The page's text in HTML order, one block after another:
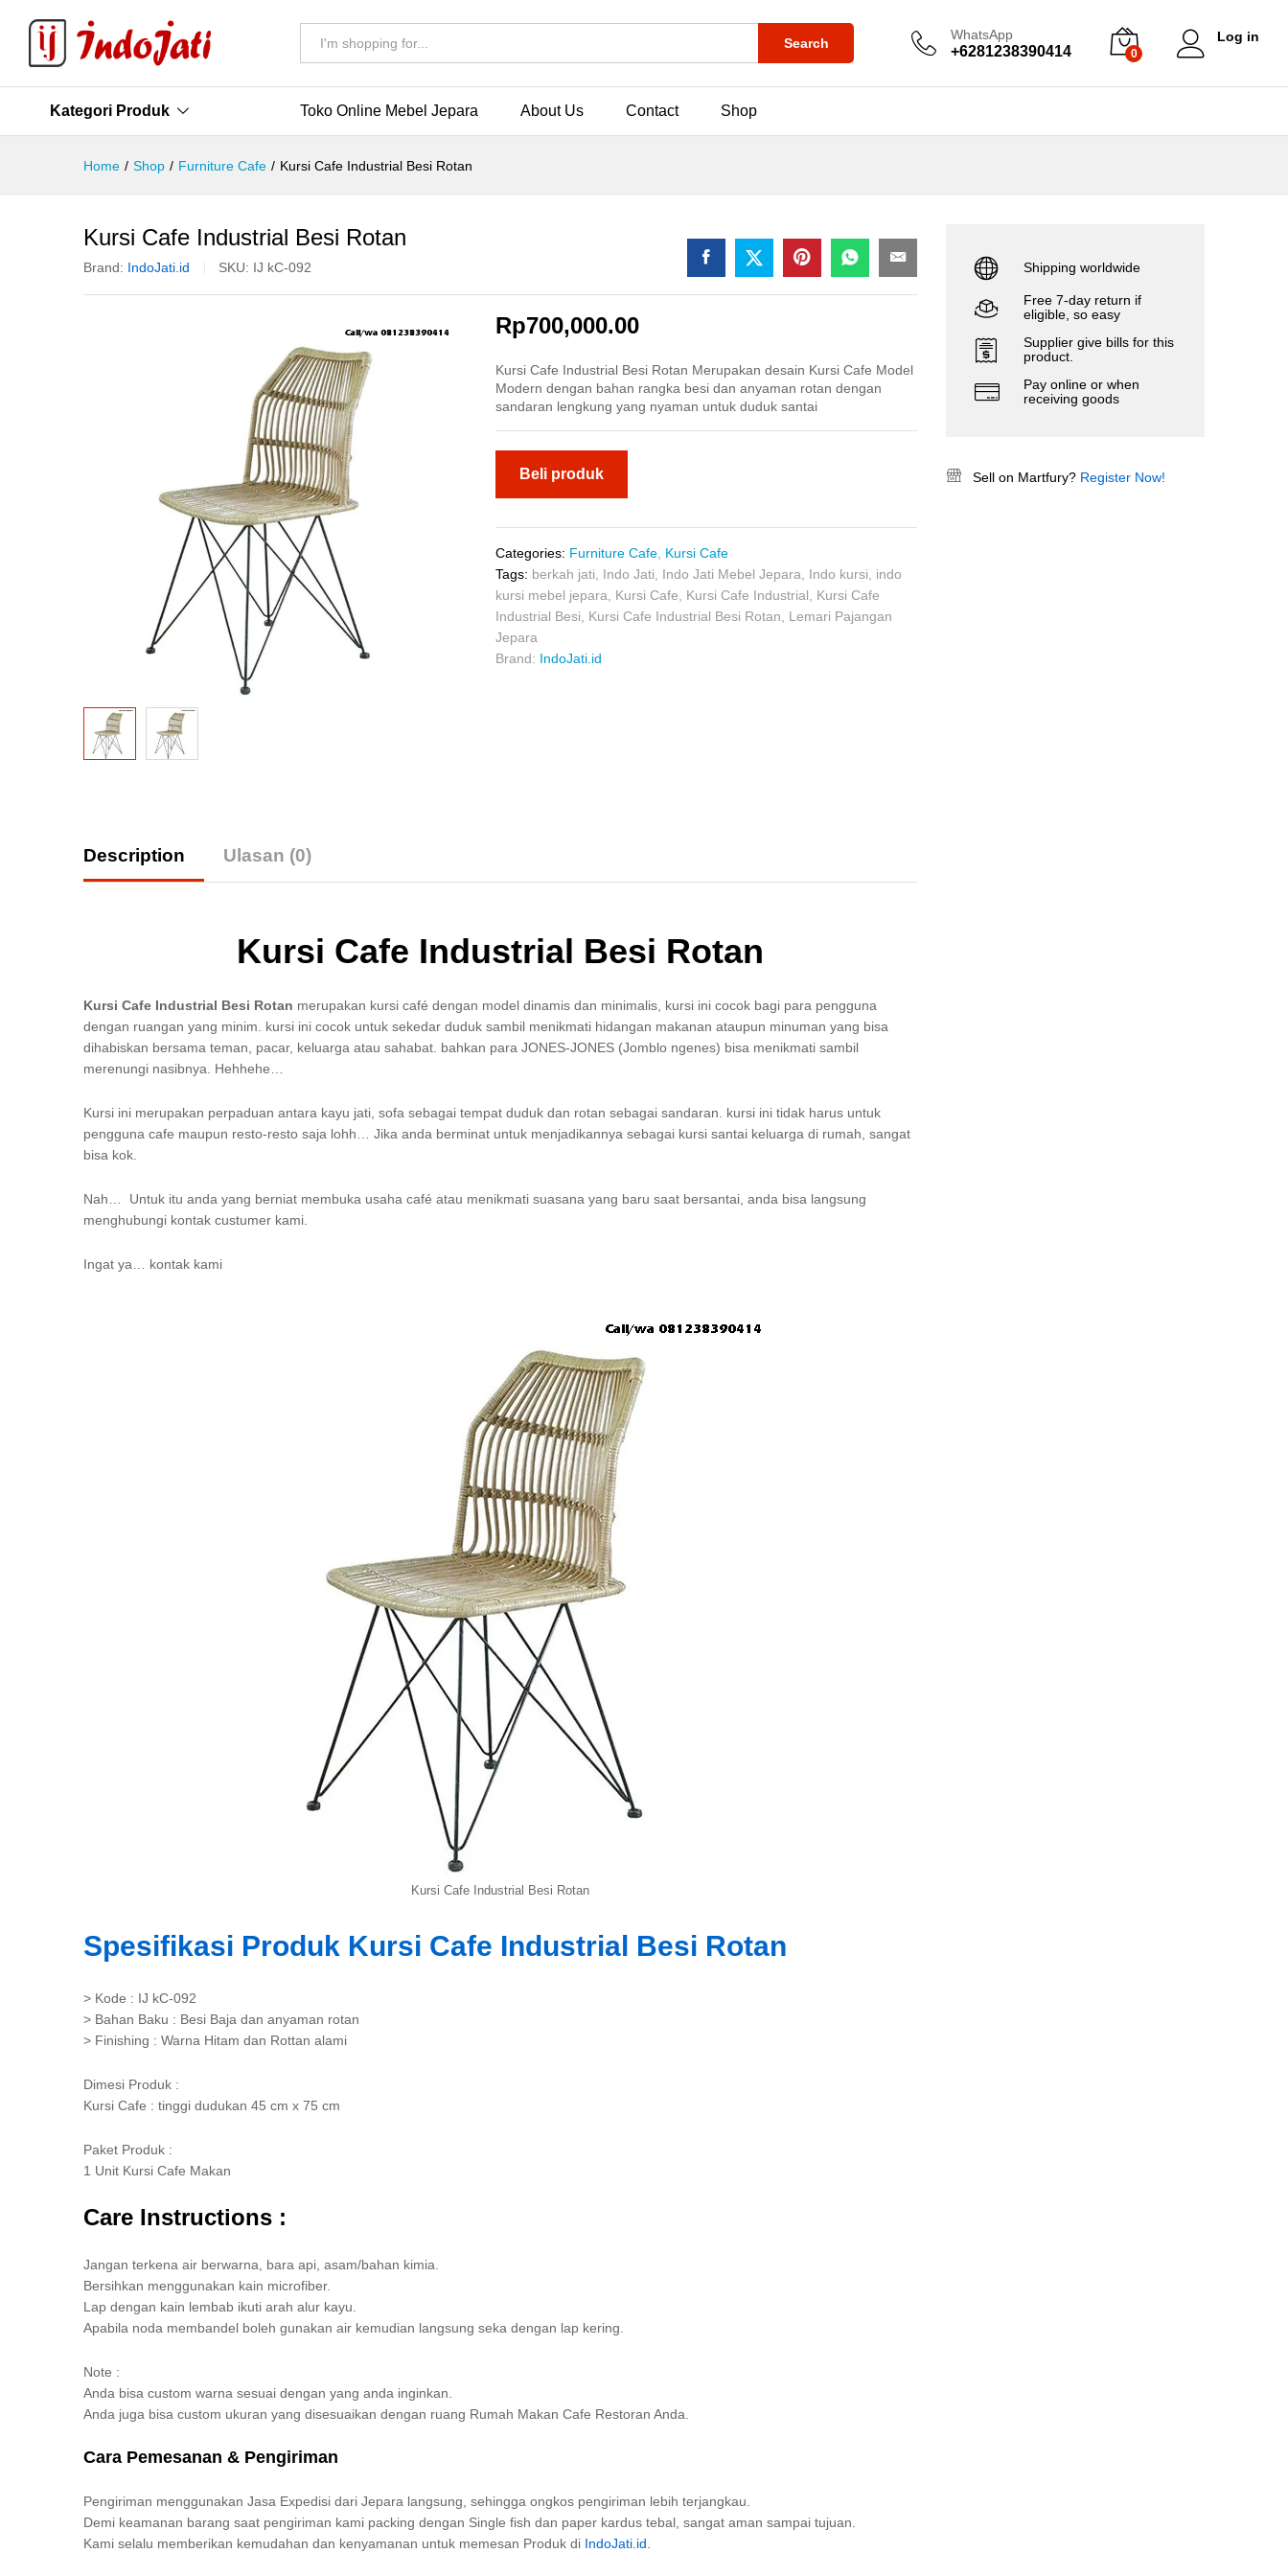
Search
WhatsApp
+6281238390414 0
Log in
Kategori Produk Toko Online Mebel Jepara About Us Contact Shop
Home / Shop / Furniture Cafe / Kursi Cafe Industrial Besi Rotan
Kursi Cafe Industrial Besi Rotan
Brand: IndoJati.id SKU: IJ kC-092
Rp700,000.00
Kursi Cafe Industrial Besi Rotan Merupakan desain Kursi Cafe Model
Modern dengan bahan rangka besi dan anyaman rotan dengan
sandaran lengkung yang nyaman untuk duduk santai
Beli produk
Categories: Furniture Cafe Kursi Cafe
Tags: berkah jati Indo Jati Indo Jati Mebel Jepara Indo kursi
indo
kursi mebel jepara
Kursi Cafe Kursi Cafe Industrial
Kursi Cafe
Industrial Besi
Kursi Cafe Industrial Besi Rotan
Lemari Pajangan
Jepara
Brand: IndoJati.id
Description Ulasan (0)
Kursi Cafe Industrial Besi Rotan
Kursi Cafe Industrial Besi Rotan merupakan kursi café dengan model dinamis dan minimalis, kursi ini cocok bagi para pengguna
dengan ruangan yang minim. kursi ini cocok untuk sekedar duduk sambil menikmati hidangan makanan ataupun minuman yang bisa
dihabiskan bersama teman, pacar, keluarga atau sahabat. bahkan para JONES-JONES (Jomblo ngenes) bisa menikmati sambil
merenungi nasibnya. Hehhehe…
Kursi ini merupakan perpaduan antara kayu jati, sofa sebagai tempat duduk dan rotan sebagai sandaran. kursi ini tidak harus untuk
pengguna cafe maupun resto-resto saja lohh… Jika anda berminat untuk menjadikannya sebagai kursi santai keluarga di rumah, sangat
bisa kok.
Nah… Untuk itu anda yang berniat membuka usaha café atau menikmati suasana yang baru saat bersantai, anda bisa langsung
menghubungi kontak custumer kami.
Ingat ya… kontak kami
Kursi Cafe Industrial Besi Rotan
Spesifikasi Produk Kursi Cafe Industrial Besi Rotan
> Kode : IJ kC-092
> Bahan Baku : Besi Baja dan anyaman rotan
> Finishing : Warna Hitam dan Rottan alami
Dimesi Produk :
Kursi Cafe : tinggi dudukan 45 cm x 75 cm
Paket Produk :
1 Unit Kursi Cafe Makan
Care Instructions :
Jangan terkena air berwarna, bara api, asam/bahan kimia.
Bersihkan menggunakan kain microfiber.
Lap dengan kain lembab ikuti arah alur kayu.
Apabila noda membandel boleh gunakan air kemudian langsung seka dengan lap kering.
Note :
Anda bisa custom warna sesuai dengan yang anda inginkan.
Anda juga bisa custom ukuran yang disesuaikan dengan ruang Rumah Makan Cafe Restoran Anda.
Cara Pemesanan & Pengiriman
Pengiriman menggunakan Jasa Expedisi dari Jepara langsung, sehingga ongkos pengiriman lebih terjangkau.
Demi keamanan barang saat pengiriman kami packing dengan Single fish dan paper kardus tebal, sangat aman sampai tujuan.
Kami selalu memberikan kemudahan dan kenyamanan untuk memesan Produk di IndoJati.id.
Shipping worldwide
Free 7-day return if
eligible, so easy
Supplier give bills for this
product.
Pay online or when
receiving goods
Sell on Martfury? Register Now!